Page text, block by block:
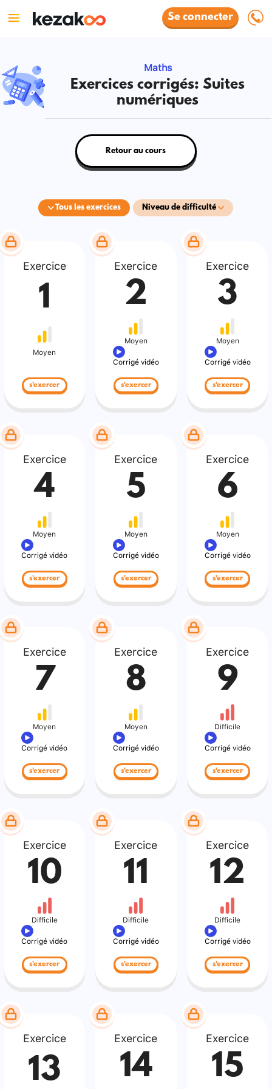
Se connecter
Maths
Exercices corrigés: Suites
numériques
Tous les exercices Niveau de difficulté
Retour au cours
Exercice
1
Moyen
s'exercer
Exercice
2
Moyen
Corrigé vidéo
s'exercer
Exercice
3
Moyen
Corrigé vidéo
s'exercer
Exercice
4
Moyen
Corrigé vidéo
s'exercer
Exercice
5
Moyen
Corrigé vidéo
s'exercer
Exercice
6
Moyen
Corrigé vidéo
s'exercer
Exercice
7
Moyen
Corrigé vidéo
s'exercer
Exercice
8
Moyen
Corrigé vidéo
s'exercer
Exercice
9
Difficile
Corrigé vidéo
s'exercer
Exercice
10
Difficile
Corrigé vidéo
s'exercer
Exercice
11
Difficile
Corrigé vidéo
s'exercer
Exercice
12
Difficile
Corrigé vidéo
s'exercer
Exercice
13
Exercice
14
Exercice
15